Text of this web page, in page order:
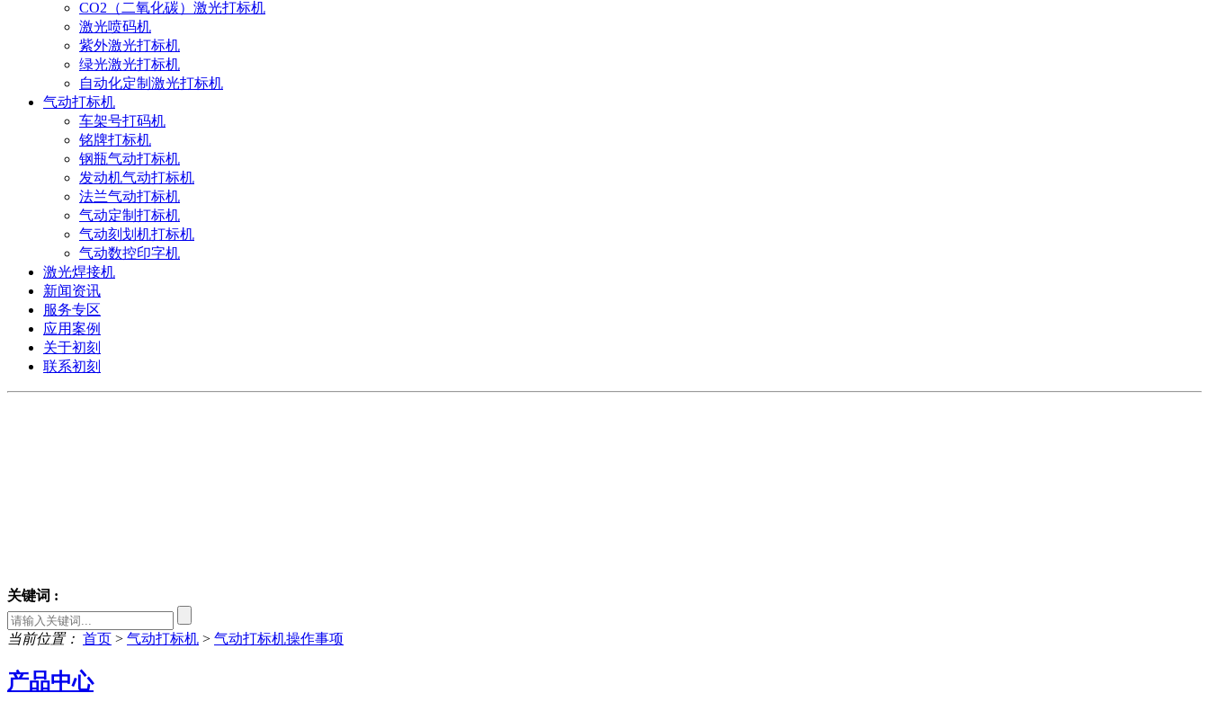
CO2（二氧化碳）激光打标机
激光喷码机
紫外激光打标机
绿光激光打标机
自动化定制激光打标机
气动打标机
车架号打码机
铭牌打标机
钢瓶气动打标机
发动机气动打标机
法兰气动打标机
气动定制打标机
气动刻划机打标机
气动数控印字机
激光焊接机
新闻资讯
服务专区
应用案例
关于初刻
联系初刻
关键词 :
当前位置： 首页 > 气动打标机 > 气动打标机操作事项
产品中心